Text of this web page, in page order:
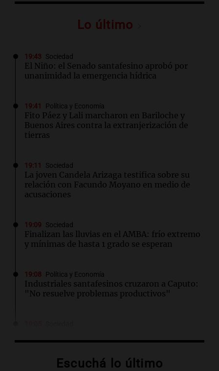
Lo último
19:43 Sociedad
El Niño: el Senado santafesino aprobó por
unanimidad la emergencia hídrica
19:41 Política y Economía
Fito Páez y Lali marcharon en Bariloche y
Buenos Aires contra la extranjerización de
tierras
19:11 Sociedad
La joven Candela Arizaga testifica sobre su
relación con Facundo Moyano en medio de
acusaciones
19:09 Sociedad
Finalizan las lluvias en el AMBA: frío extremo
y mínimas de hasta 1 grado se esperan
19:08 Política y Economía
Industriales santafesinos cruzaron a Caputo:
"No resuelve problemas productivos"
levantar las restricciones impuestas en su
Escuchá lo último